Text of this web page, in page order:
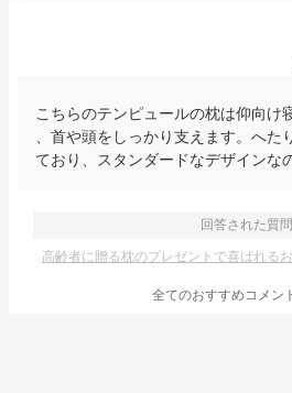
こちらのテンピュールの枕は仰向け
、首や頭をしっかり支えます。へ
ており、スタンダードなデザインな
回答された質問
高齢者に贈る枕のプレゼントで喜ばれる
全てのおすすめコメン